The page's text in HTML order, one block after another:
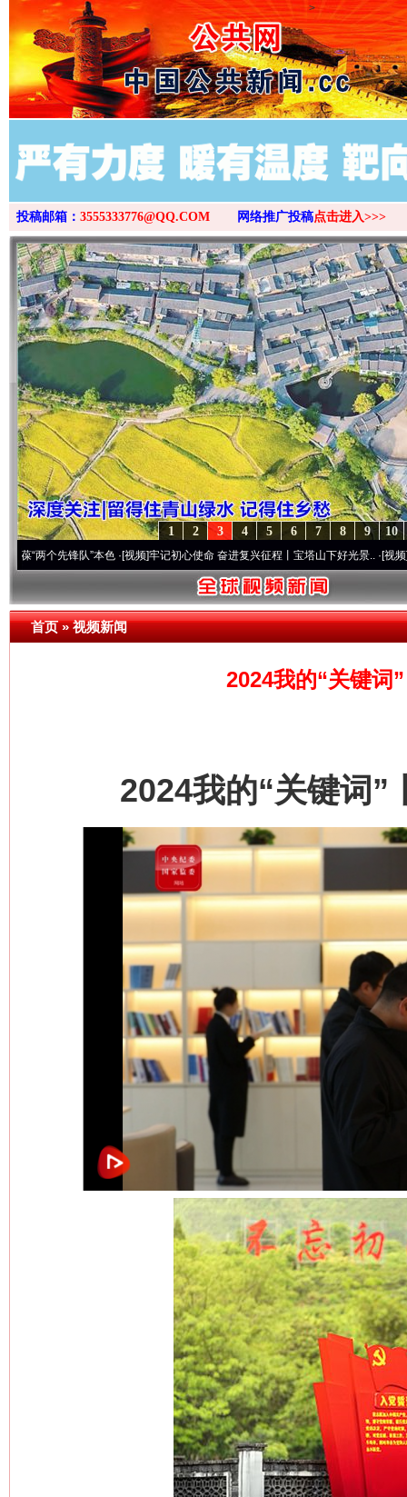
>
投稿邮箱： 3555333776@QQ.COM 网络推广投稿点击进入>>>
10
9
8
7
6
5
4
3
2
1
锋队”本色·[视频]牢记初心使命 奋进复兴征程丨宝塔山下好光景..·[视频]因党而生
首页»视频新闻
2024我的“关键词
2024我的“关键词”